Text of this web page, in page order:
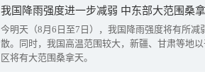
今明天（8月6日至7日），我国降雨强度将有所减
散。同时，我国高温范围较大，新疆、甘肃等地
区将有大范围桑拿天。